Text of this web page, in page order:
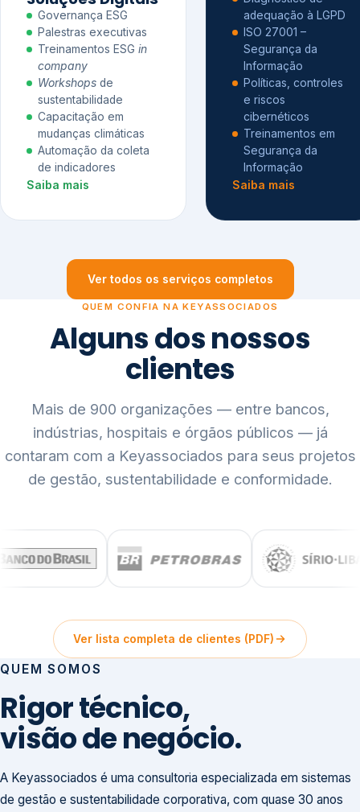
Governança ESG
Palestras executivas
Treinamentos ESG in
company
Workshops de
sustentabilidade
Capacitação em
mudanças climáticas
Automação da coleta
de indicadores
Saiba mais
adequação à LGPD
ISO 27001 –
Segurança da
Informação
Políticas, controles
e riscos
cibernéticos
Treinamentos em
Segurança da
Informação
Saiba mais
Ver todos os serviços completos
QUEM CONFIA NA KEYASSOCIADOS
Alguns dos nossos
clientes
Mais de 900 organizações — entre bancos,
indústrias, hospitais e órgãos públicos — já
contaram com a Keyassociados para seus projetos
de gestão, sustentabilidade e conformidade.
Ver lista completa de clientes (PDF)
QUEM SOMOS
Rigor técnico,
visão de negócio.
A Keyassociados é uma consultoria especializada em sistemas
de gestão e sustentabilidade corporativa, com quase 30 anos